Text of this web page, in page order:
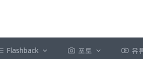
Flashback 포토 유